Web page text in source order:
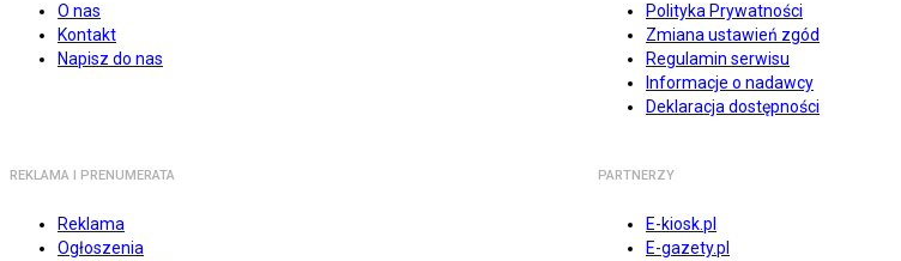
O nas
Kontakt
Napisz do nas
Polityka Prywatności
Zmiana ustawień zgód
Regulamin serwisu
Informacje o nadawcy
Deklaracja dostępności
REKLAMA I PRENUMERATA
Reklama
Ogłoszenia
PARTNERZY
E-kiosk.pl
E-gazety.pl